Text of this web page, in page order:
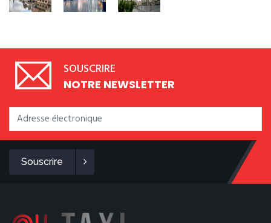
SOUSCRIRE
NOTRE NEWSLETTER
Souscrire